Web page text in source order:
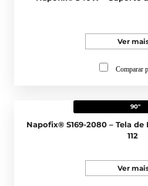
Ver
Comparar
90"
Napofix® S169-2080 – Tela
112
Ver